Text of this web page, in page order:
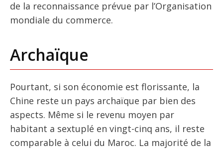
de la reconnaissance prévue par l’Organisation
mondiale du commerce.
Archaïque
Pourtant, si son économie est florissante, la
Chine reste un pays archaïque par bien des
aspects. Même si le revenu moyen par
habitant a sextuplé en vingt-cinq ans, il reste
comparable à celui du Maroc. La majorité de la